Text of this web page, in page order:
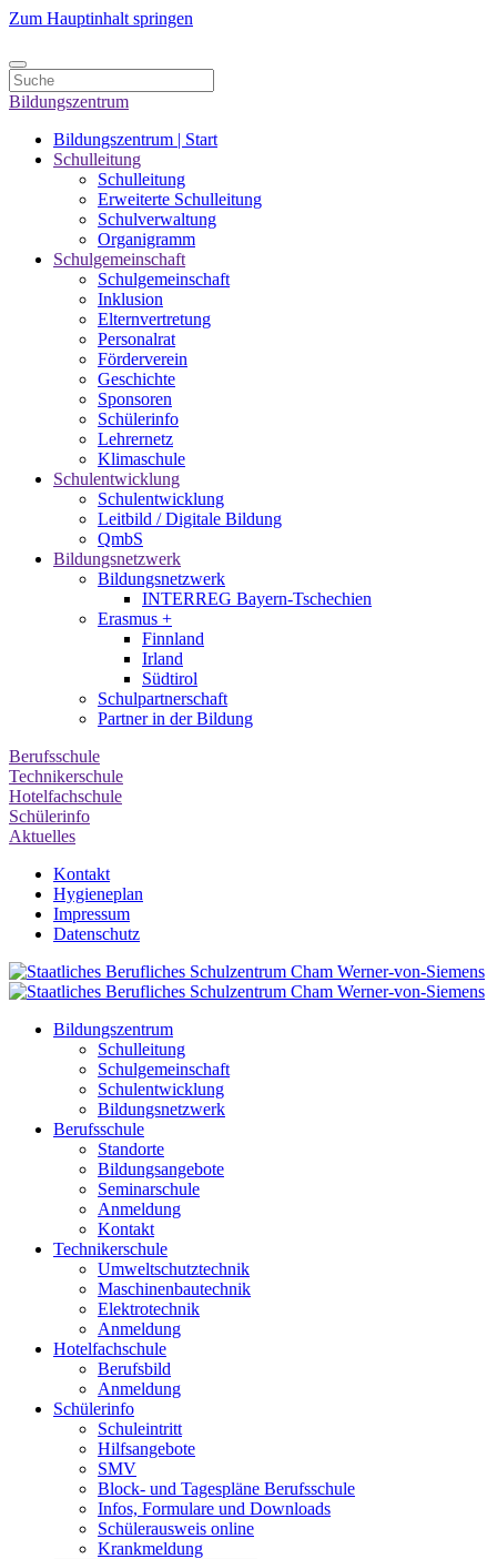
Zum Hauptinhalt springen
Bildungszentrum
Bildungszentrum | Start
Schulleitung
Schulleitung
Erweiterte Schulleitung
Schulverwaltung
Organigramm
Schulgemeinschaft
Schulgemeinschaft
Inklusion
Elternvertretung
Personalrat
Förderverein
Geschichte
Sponsoren
Schülerinfo
Lehrernetz
Klimaschule
Schulentwicklung
Schulentwicklung
Leitbild / Digitale Bildung
QmbS
Bildungsnetzwerk
Bildungsnetzwerk
INTERREG Bayern-Tschechien
Erasmus +
Finnland
Irland
Südtirol
Schul­partner­schaft
Partner in der Bildung
Berufsschule
Technikerschule
Hotelfachschule
Schülerinfo
Aktuelles
Kontakt
Hygieneplan
Impressum
Datenschutz
Bildungszentrum
Schulleitung
Schulgemeinschaft
Schulentwicklung
Bildungsnetzwerk
Berufsschule
Standorte
Bildungsangebote
Seminarschule
Anmeldung
Kontakt
Technikerschule
Umweltschutztechnik
Maschinenbautechnik
Elektrotechnik
Anmeldung
Hotelfachschule
Berufsbild
Anmeldung
Schülerinfo
Schuleintritt
Hilfsangebote
SMV
Block- und Tagespläne Berufsschule
Infos, Formulare und Downloads
Schülerausweis online
Krankmeldung